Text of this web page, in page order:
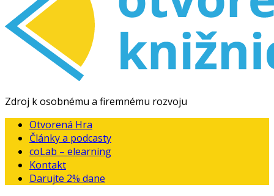
Zdroj k osobnému a firemnému rozvoju
Otvorená Hra
Články a podcasty
coLab – elearning
Kontakt
Darujte 2% dane